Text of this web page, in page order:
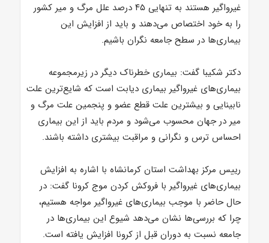
غیرواگیر هستند به تنهایی ۴۵ درصد علل مرگ و میر کشور
را به خود اختصاص می‌دهند و باید از افزایش این
بیماری‌ها در سطح جامعه نگران باشیم.
دکتر شکیبا گفت: بیماری خطرناک دیگر در زیرمجموعه
بیماری‌های غیرواگیر بیماری دیابت است که شایع‌ترین علت
نابینایی و بیشترین علت قطع عضو و پنجمین علت مرگ و
میر در جهان محسوب می‌شود و مردم باید از این بیماری
احساس ترس و نگرانی و مراقبت بیشتری داشته باشند.
رییس مرکز بهداشت استان کرمانشاه با اشاره به افزایش
بیماری‌های غیرواگیر با فروکش کردن موج کرونا گفت: در
حال حاضر با موجب بیماری‌های غیرواگیر مواجه هستیم،
چرا که بررسی‌ها نشان می‌دهد شیوع این بیماری‌ها در
جامعه نسبت به دوران قبل از کرونا افزایش یافته است.